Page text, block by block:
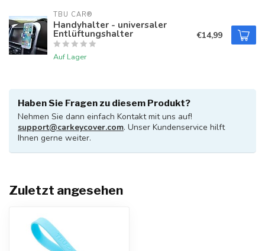
TBU CAR®
Handyhalter - universaler
Entlüftungshalter
Auf Lager
€14,99
Haben Sie Fragen zu diesem Produkt?
Nehmen Sie dann einfach Kontakt mit uns auf!
support@carkeycover.com. Unser Kundenservice hilft
Ihnen gerne weiter.
Zuletzt angesehen